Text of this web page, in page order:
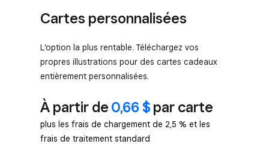
Cartes personnalisées
L’option la plus rentable. Téléchargez vos
propres illustrations pour des cartes cadeaux
entièrement personnalisées.
À partir de 0,66 $ par carte
plus les frais de chargement de 2,5 % et les
frais de traitement standard